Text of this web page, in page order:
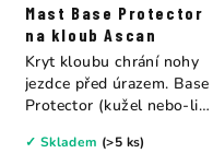
Mast Base Protector
na kloub Ascan
✓ Skladem (>5 ks)
Kryt kloubu chrání nohy
jezdce před úrazem. Base
Protector (kužel nebo-li